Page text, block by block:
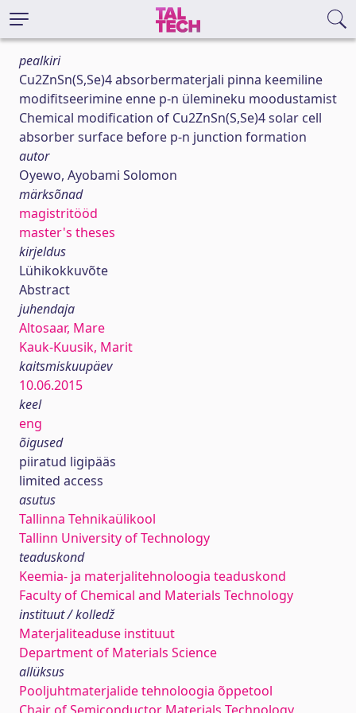
pealkiri
Cu2ZnSn(S,Se)4 absorbermaterjali pinna keemiline
modifitseerimine enne p-n ülemineku moodustamist
Chemical modification of Cu2ZnSn(S,Se)4 solar cell
absorber surface before p-n junction formation
autor
Oyewo, Ayobami Solomon
märksõnad
magistritööd
master's theses
kirjeldus
Lühikokkuvõte
Abstract
juhendaja
Altosaar, Mare
Kauk-Kuusik, Marit
kaitsmiskuupäev
10.06.2015
keel
eng
õigused
piiratud ligipääs
limited access
asutus
Tallinna Tehnikaülikool
Tallinn University of Technology
teaduskond
Keemia- ja materjalitehnoloogia teaduskond
Faculty of Chemical and Materials Technology
instituut / kolledž
Materjaliteaduse instituut
Department of Materials Science
allüksus
Pooljuhtmaterjalide tehnoloogia õppetool